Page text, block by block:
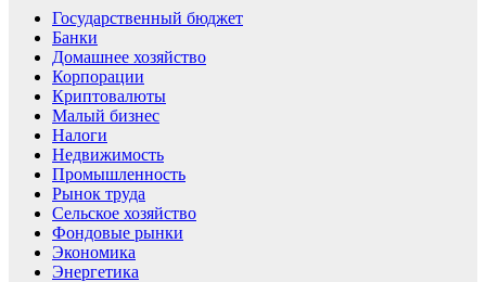
Государственный бюджет
Банки
Домашнее хозяйство
Корпорации
Криптовалюты
Малый бизнес
Налоги
Недвижимость
Промышленность
Рынок труда
Сельское хозяйство
Фондовые рынки
Экономика
Энергетика